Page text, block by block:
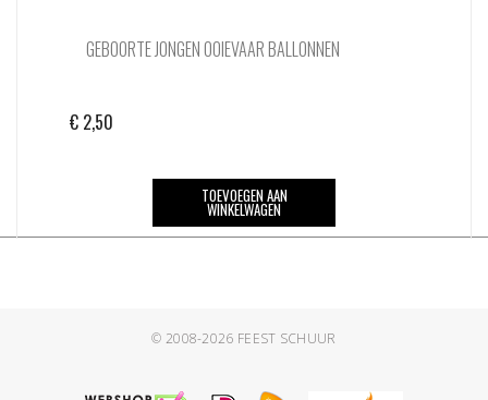
GEBOORTE JONGEN OOIEVAAR BALLONNEN
€ 2,50
TOEVOEGEN AAN
WINKELWAGEN
© 2008-2026 FEEST SCHUUR